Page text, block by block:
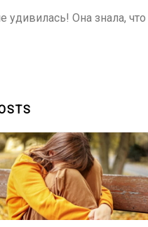
удивилась! Она знала,